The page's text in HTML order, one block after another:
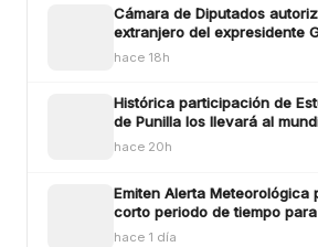
Cámara de Diputados
extranjero del expresidente
durante agosto
hace 18h
Histórica participación de
de Punilla los llevará al
Estados Unidos
hace 20h
Emiten Alerta Meteorológica
corto periodo de tiempo
tarde de este miércoles
hace 1 día